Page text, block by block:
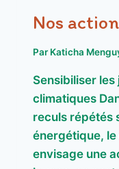
Nos
Par Katicha
Sensibiliser les
climatiques
reculs répétés
énergétique, le
envisage une